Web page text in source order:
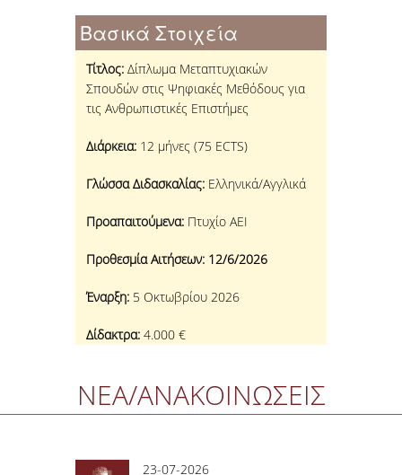
Βασικά Στοιχεία
Τίτλος:Δίπλωμα Μεταπτυχιακών
Σπουδών στις Ψηφιακές Μεθόδους για
τις Ανθρωπιστικές Επιστήμες
Διάρκεια: 12 μήνες (75 ECTS)
Γλώσσα Διδασκαλίας: Ελληνικά/Αγγλικά
Προαπαιτούμενα: Πτυχίο ΑΕΙ
Προθεσμία Αιτήσεων: 12/6/2026
Έναρξη:5 Οκτωβρίου 2026
Δίδακτρα: 4.000 €
ΝΕΑ/ΑΝΑΚΟΙΝΩΣΕΙΣ
23-07-2026